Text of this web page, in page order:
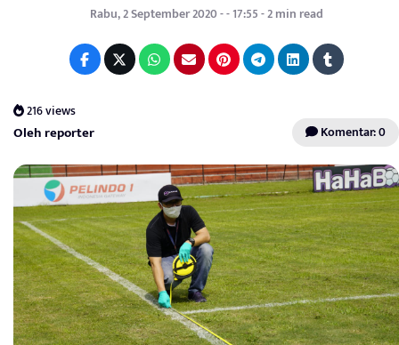
Rabu, 2 September 2020 - - 17:55 - 2 min read
216 views
Oleh reporter Komentar: 0